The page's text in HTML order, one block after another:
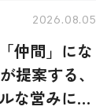
2026.08.05
仲間」にな
提案する、
な営みに触